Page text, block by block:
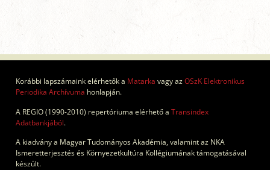
Korábbi lapszámaink elérhetők a Matarka vagy azOSzK Elektronikus
Periodika Archívuma honlapján.
A REGIO (1990-2010) repertóriuma elérhető a Transindex
Adatbankjából.
A kiadvány a Magyar Tudományos Akadémia, valamint az NKA
Ismeretterjesztés és Környezetkultúra Kollégiumának támogatásával
készült.